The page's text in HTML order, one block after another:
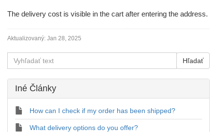
The delivery cost is visible in the cart after entering the address.
Aktualizovaný: Jan 28, 2025
Iné Články
How can I check if my order has been shipped?
What delivery options do you offer?